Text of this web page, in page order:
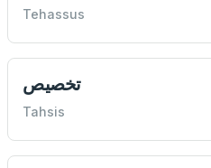
Tehassus
تخصيص
Tahsis